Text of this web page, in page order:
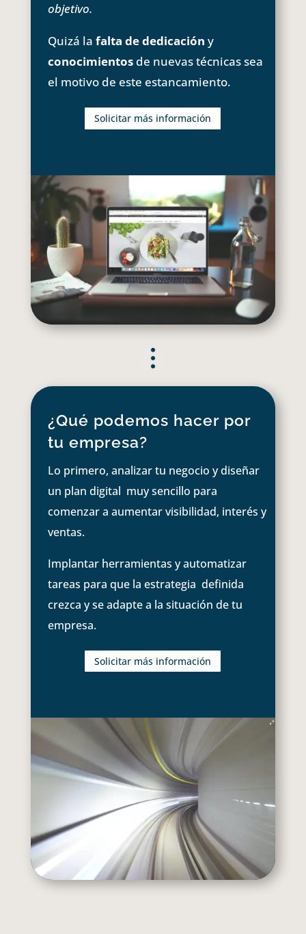
objetivo.
Quizá la falta de dedicación y
conocimientosde nuevas técnicas sea
el motivo de este estancamiento.
Solicitar más información
¿Qué podemos hacer por
tu empresa?
Lo primero, analizar tu negocio y diseñar
un plan digital muy sencillo para
comenzar a aumentar visibilidad, interés y
ventas.
Implantar herramientas y automatizar
tareas para que la estrategia definida
crezca y se adapte a la situación de tu
empresa.
Solicitar más información